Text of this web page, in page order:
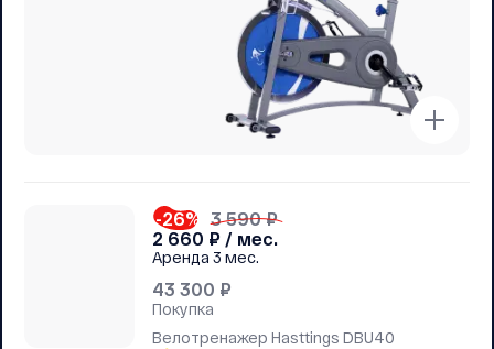
-26% 3 590 ₽
2 660 ₽ / мес.
Аренда 3 мес.
43 300 ₽
Покупка
Велотренажер Hasttings DBU40